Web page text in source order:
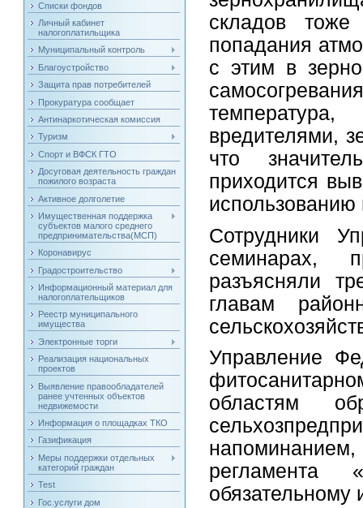
Списки фондов
Личный кабинет
налогоплатильщика
Муниципальный контроль
Благоустройство
Защита прав потребителей
Прокуратура сообщает
Антинаркотическая комиссия
Туризм
Спорт и ВФСК ГТО
Досуговая деятельность граждан
пожилого возраста
Активное долголетие
Имущественная поддержка
субъектов малого среднего
предпринимательства(МСП)
Коронавирус
Градостроительство
Информационный материал для
налогоплательщиков
Реестр муниципального
имущества
Электронные торги
Реализация национальных
проектов
Выявление правообладателей
ранее учтенных объектов
недвижемости
Информация о площадках ТКО
Газификация
Меры поддержки отдельных
категорий граждан
Test
Гос.услуги дом
складов
попадания
с этим в
вредителями,
что
приходится
Сотрудники
семинарах,
разъясняли
главам
Управление
областям
регламента
обязательному